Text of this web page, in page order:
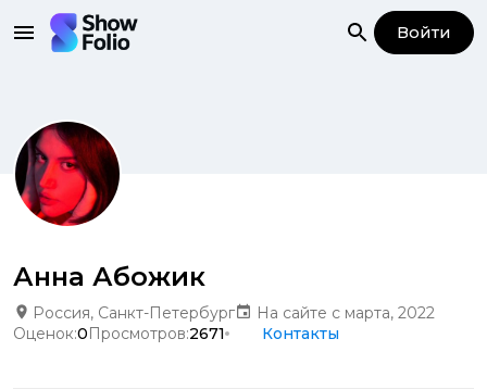
Войти
Анна Абожик
Россия, Санкт-Петербург
На сайте с марта, 2022
Оценок:0Просмотров:2671 Контакты